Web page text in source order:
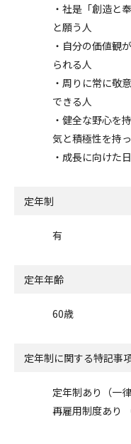
・社是「創造と
と願う人
・自分の価値観
られる人
・周りに常に敬
できる人
・健全な野心を
気と積極性を持
・成長に向けた
定年制
有
定年年齢
60歳
定年制に関する特記事
定年制あり（一律
再雇用制度あり